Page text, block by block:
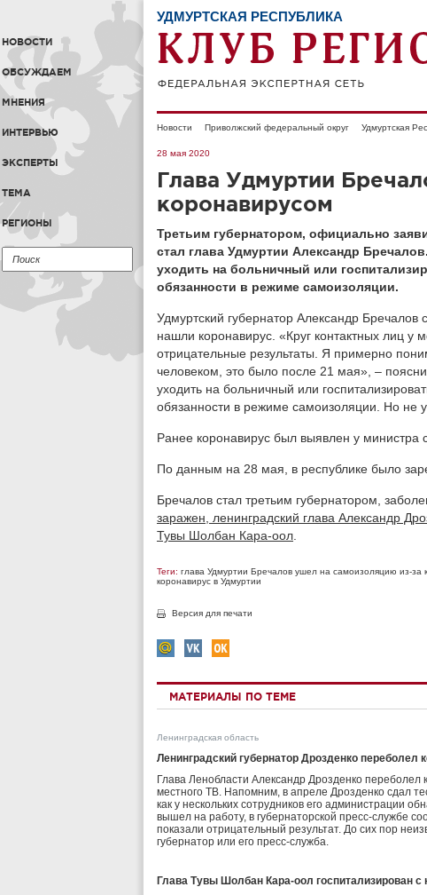
НОВОСТИ
ОБСУЖДАЕМ
МНЕНИЯ
ИНТЕРВЬЮ
ЭКСПЕРТЫ
ТЕМА
РЕГИОНЫ
УДМУРТСКАЯ РЕСПУБЛИКА
Новости Приволжский федеральный округ Удмуртская
28 мая 2020
Глава Удмуртии
коронавирусом
Третьим губернатором, официально
стал глава Удмуртии Александр
уходить на больничный или
обязанности в режиме самоизоляции.
Удмуртский губернатор Александр Бречалов
нашли коронавирус. «Круг контактных лиц у
отрицательные результаты. Я примерно
человеком, это было после 21 мая», –
уходить на больничный или
обязанности в режиме самоизоляции. Но не
Ранее коронавирус был выявлен у министра
По данным на 28 мая, в республике было
Бречалов стал третьим губернатором,
заражен, ленинградский глава Александр
Тувы Шолбан Кара-оол
Теги: глава Удмуртии Бречалов ушел на самоизоляцию из-за
коронавирус в Удмуртии
Версия для печати
МАТЕРИАЛЫ ПО ТЕМЕ
Ленинградская область
Ленинградский губернатор Дрозденко переболел
Глава Ленобласти Александр Дрозденко
местного ТВ. Напомним, в апреле Дрозденко сдал
как у нескольких сотрудников его администрации
вышел на работу, в губернаторской пресс-службе
показали отрицательный результат. До сих пор
губернатор или его пресс-служба.
Глава Тувы Шолбан Кара-оол госпитализирован с